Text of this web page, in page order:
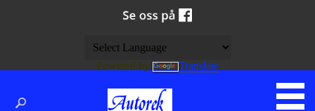
Powered by Translate